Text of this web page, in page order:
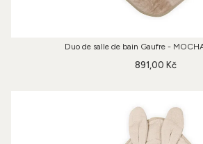
Duo de salle de bain Gaufre -
891,00 Kč